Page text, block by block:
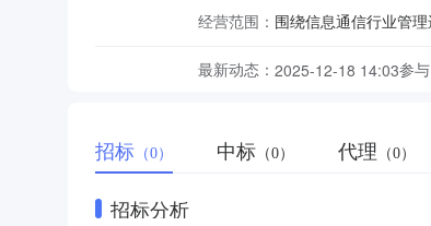
经营范围：
最新动态： 2025-12-18 14:03参与
招标 （0） 中标 （0） 代理 （0）
招标分析